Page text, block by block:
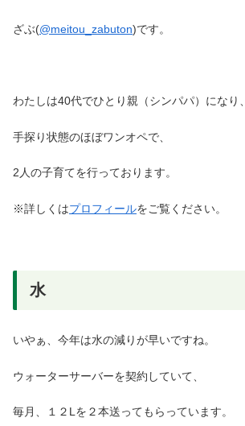
ざぶ(@meitou_zabuton)です。
わたしは40代でひとり親（シンパパ）になり、
手探り状態のほぼワンオペで、
2人の子育てを行っております。
※詳しくはプロフィールをご覧ください。
水
いやぁ、今年は水の減りが早いですね。
ウォーターサーバーを契約していて、
毎月、１２Lを２本送ってもらっています。